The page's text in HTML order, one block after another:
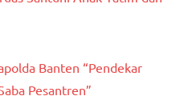
Banten “Pendekar
Pesantren”